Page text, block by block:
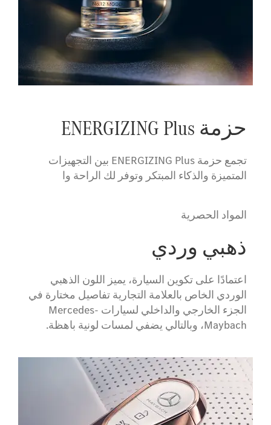
حزمة ENERGIZING Plus
تجمع حزمة ENERGIZING Plus بين التجهيزات
المتميزة والذكاء المبتكر وتوفر لك الراحة وا
المواد الحصرية
ذهبي وردي
اعتمادًا على تكوين السيارة، يميز اللون الذهبي
الوردي الخاص بالعلامة التجارية تفاصيل مختارة في
الجزء الخارجي والداخلي لسيارات Mercedes-
Maybach، وبالتالي يضفي لمسات لونية باهظة.